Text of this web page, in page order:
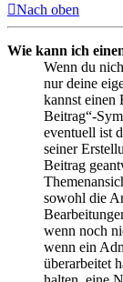
Nach oben
Wie kann ich
Wenn du
nur deine
kannst einen
Beitrag“-
eventuell ist
seiner
Beitrag
sowohl die
wenn noch
wenn ein
überarbeitet